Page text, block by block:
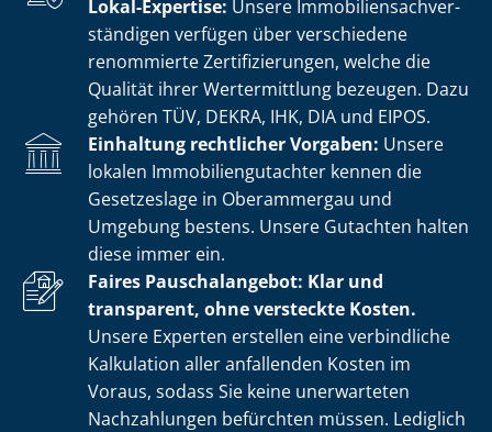
Lokal-Expertise: Unsere Im­mo­bi­li­en­sach­ver­
stän­di­gen verfügen über verschiedene
renommierte Zer­ti­fi­zie­run­gen, welche die
Qualität ihrer Wertermittlung bezeugen. Dazu
gehören TÜV, DEKRA, IHK, DIA und EIPOS.
Einhaltung rechtlicher Vorgaben: Unsere
lokalen Im­mo­bi­li­en­gut­ach­ter kennen die
Gesetzeslage in Oberammergau und
Umgebung bestens. Unsere Gutachten halten
diese immer ein.
Faires Pauschalangebot: Klar und
transparent, ohne versteckte Kosten.
Unsere Experten erstellen eine verbindliche
Kalkulation aller anfallenden Kosten im
Voraus, sodass Sie keine unerwarteten
Nachzahlungen befürchten müssen. Lediglich